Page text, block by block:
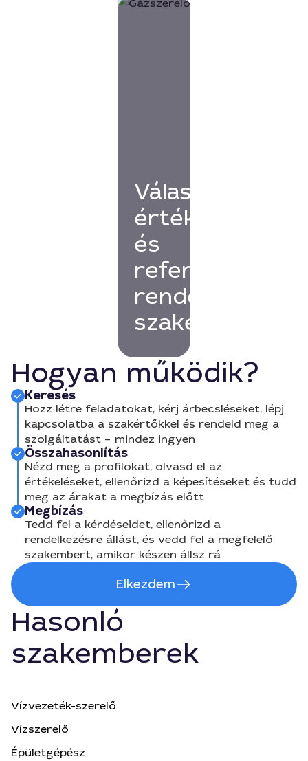
Válassz
értékelésekkel
és
referenciákkal
rendelkező
szakembert!
Hogyan működik?
Keresés
Hozz létre feladatokat, kérj árbecsléseket, lépj
kapcsolatba a szakértőkkel és rendeld meg a
szolgáltatást – mindez ingyen
Összahasonlítás
Nézd meg a profilokat, olvasd el az
értékeléseket, ellenőrizd a képesítéseket és tudd
meg az árakat a megbízás előtt
Megbízás
Tedd fel a kérdéseidet, ellenőrizd a
rendelkezésre állást, és vedd fel a megfelelő
szakembert, amikor készen állsz rá
Elkezdem
Hasonló
szakemberek
Vízvezeték-szerelő
Vízszerelő
Épületgépész